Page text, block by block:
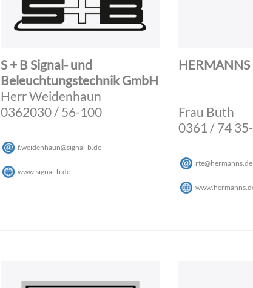
S + B Signal- und
Beleuchtungstechnik GmbH
Herr Weidenhaun
0362030 / 56-100
f.weidenhaun@signal-b.de
www.signal-b.de
HERMANNS
Frau Buth
0361 / 74
rte@hermanns.de